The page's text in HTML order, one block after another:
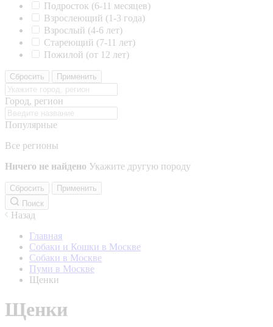
Подросток (6-11 месяцев)
Взрослеющий (1-3 года)
Взрослый (4-6 лет)
Стареющий (7-11 лет)
Пожилой (от 12 лет)
Сбросить Применить
Город, регион
Популярные
Все регионы
Ничего не найдено Укажите другую породу
Сбросить
Применить
Поиск
Назад
Главная
Собаки и Кошки в Москве
Собаки в Москве
Пуми в Москве
Щенки
Щенки